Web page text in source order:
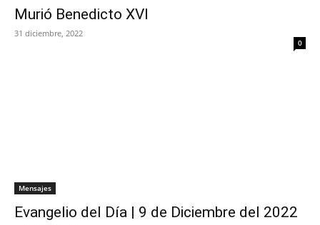
Murió Benedicto XVI
31 diciembre, 2022
0
Mensajes
Evangelio del Día | 9 de Diciembre del 2022